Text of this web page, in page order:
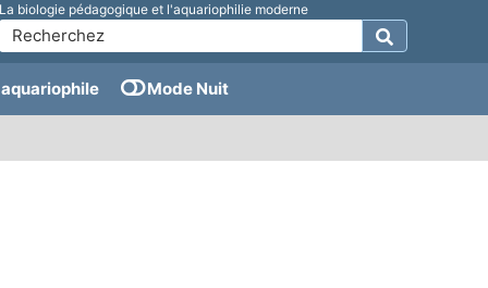
La biologie pédagogique et l'aquariophilie moderne
Mode Nuit